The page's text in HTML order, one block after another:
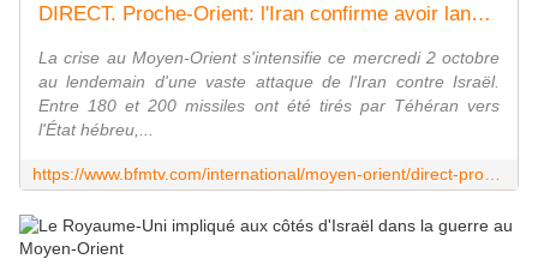
DIRECT. Proche-Orient: l'Iran confirme avoir lancé 200 missiles contre Israël, l'État hébreu promet de riposter
La crise au Moyen-Orient s'intensifie ce mercredi 2 octobre
au lendemain d'une vaste attaque de l'Iran contre Israël.
Entre 180 et 200 missiles ont été tirés par Téhéran vers
l'État hébreu,...